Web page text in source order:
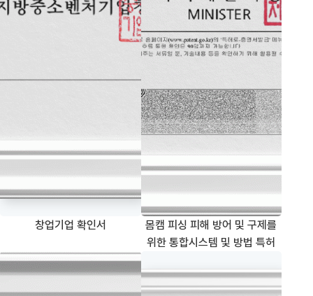
창업기업 확인서
몸캠 피싱 피해 방어 및 구제를
위한 통합시스템 및 방법 특허
악성 모바일 애플리케이션 분석 시스템 및 방법 특허피싱 피해 정보 유출 차단 및 피해자 보